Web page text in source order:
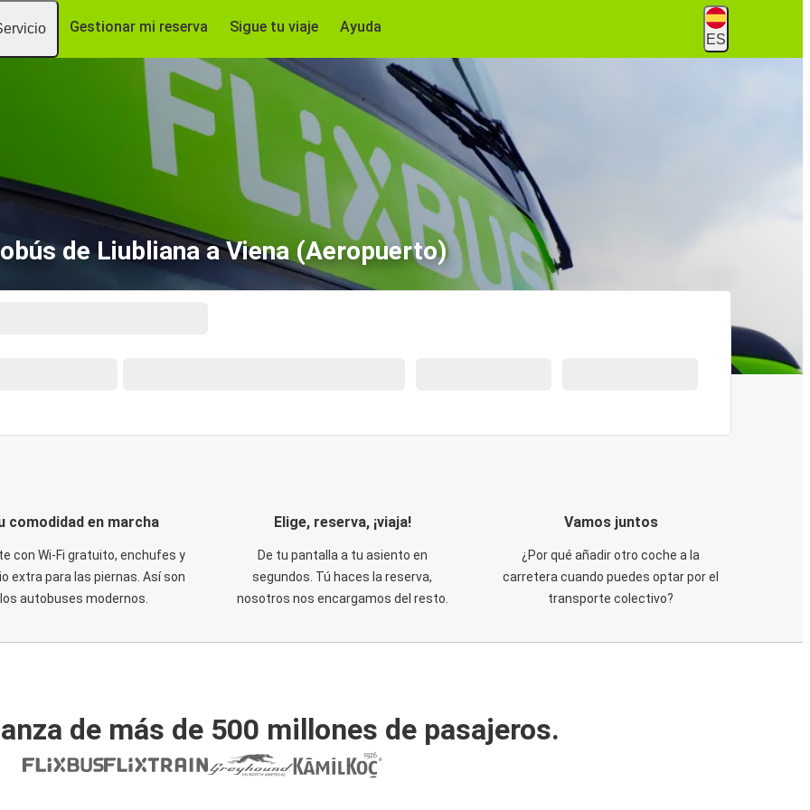
Gestionar mi reserva Sigue tu viaje Ayuda
ES
de Liubliana a Viena (Aeropuerto)
comodidad en marcha
con Wi-Fi gratuito, enchufes y
extra para las piernas. Así son
los autobuses modernos.
Elige, reserva, ¡viaja!
De tu pantalla a tu asiento en
segundos. Tú haces la reserva,
nosotros nos encargamos del resto.
Vamos juntos
¿Por qué añadir otro coche a la
carretera cuando puedes optar por el
transporte colectivo?
de más de 500 millones de pasajeros.